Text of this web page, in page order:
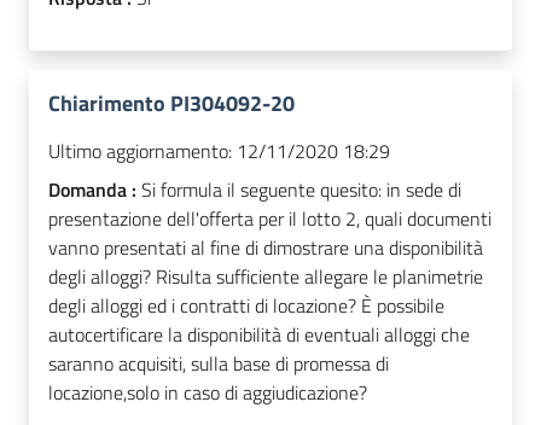
Chiarimento PI304092-20
Ultimo aggiornamento: 12/11/2020 18:29
Domanda : Si formula il seguente quesito: in sede di
presentazione dell'offerta per il lotto 2, quali documenti
vanno presentati al fine di dimostrare una disponibilità
degli alloggi? Risulta sufficiente allegare le planimetrie
degli alloggi ed i contratti di locazione? È possibile
autocertificare la disponibilità di eventuali alloggi che
saranno acquisiti, sulla base di promessa di
locazione,solo in caso di aggiudicazione?